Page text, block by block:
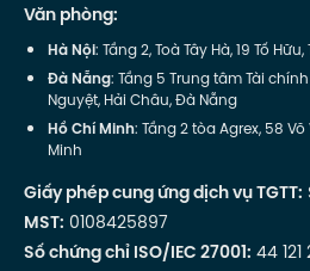
Văn phòng:
Hà Nội: Tầng 2, Toà Tây Hà, 19 Tố
Đà Nẵng: Tầng 5 Trung tâm Tài
Nguyệt, Hải Châu, Đà Nẵng
Hồ Chí Minh: Tầng 2 tòa Agrex, 58
Minh
Giấy phép cung ứng dịch vụ TGTT:
MST: 0108425897
Số chứng chỉ ISO/IEC 27001: 44